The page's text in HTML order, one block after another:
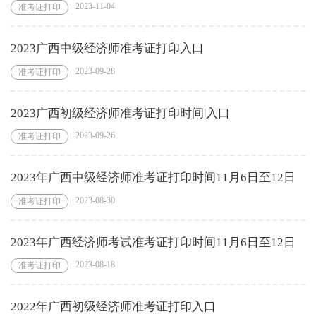
准考证打印 2023-11-04
2023广西中级经济师准考证打印入口
准考证打印 2023-09-28
2023广西初级经济师准考证打印时间|入口
准考证打印 2023-09-26
2023年广西中级经济师准考证打印时间11月6日至12日
准考证打印 2023-08-30
2023年广西经济师考试准考证打印时间11月6日至12日
准考证打印 2023-08-18
2022年广西初级经济师准考证打印入口